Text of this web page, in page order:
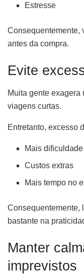
Estresse
Consequentemente,
antes da compra.
Evite
Muita gente
viagens curtas.
Entretanto, excesso
Mais
Custos extras
Mais tempo no
Consequentemente,
bastante na
Manter
imprevistos